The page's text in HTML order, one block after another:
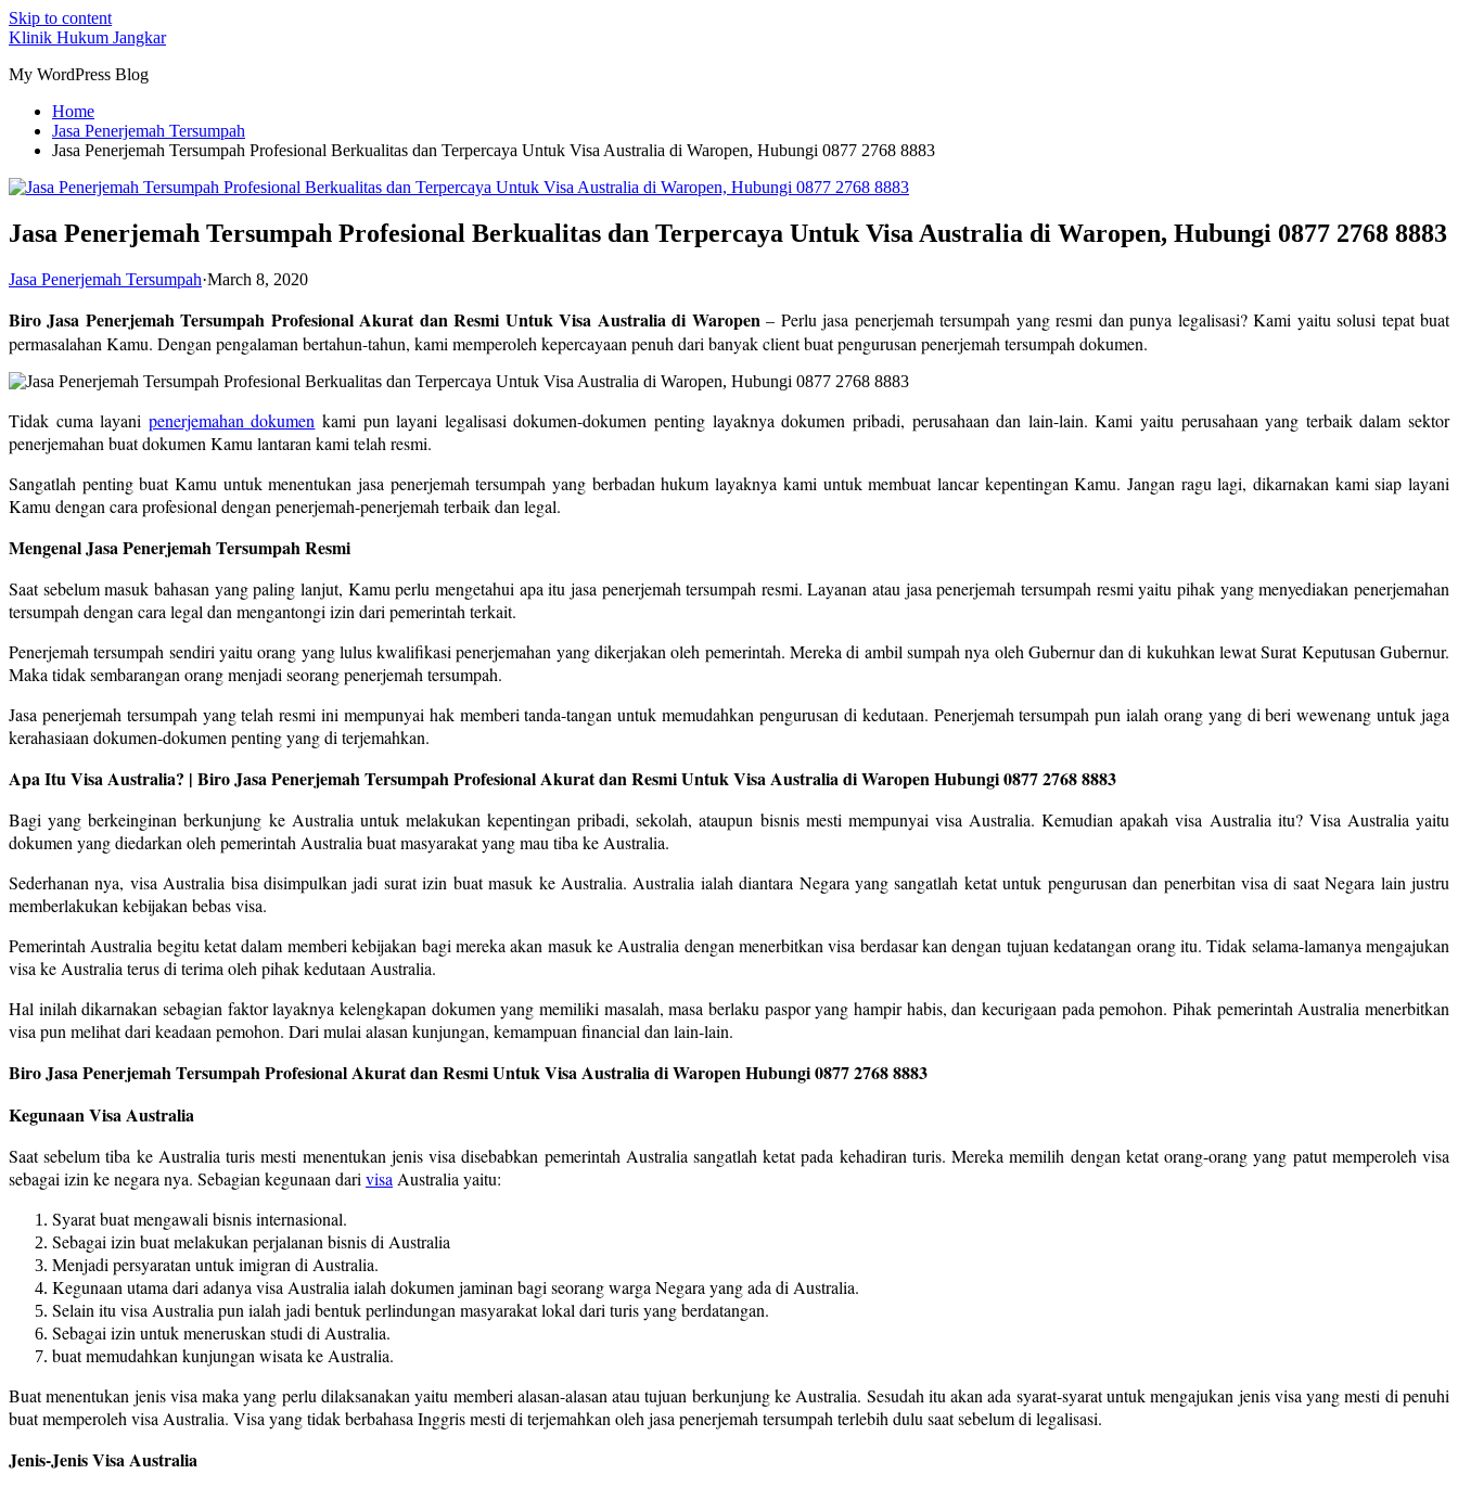
Skip to content
Klinik Hukum Jangkar
My WordPress Blog
Home
Jasa Penerjemah Tersumpah
Jasa Penerjemah Tersumpah Profesional Berkualitas dan Terpercaya Untuk Visa Australia di Waropen, Hubungi 0877 2768 8883
Jasa Penerjemah Tersumpah Profesional Berkualitas dan Terpercaya Untuk Visa Australia di Waropen, Hubungi 0877 2768 8883
Jasa Penerjemah Tersumpah·March 8, 2020
Biro Jasa Penerjemah Tersumpah Profesional Akurat dan Resmi Untuk Visa Australia di Waropen – Perlu jasa penerjemah tersumpah yang resmi dan punya legalisasi? Kami yaitu solusi tepat buat
permasalahan Kamu. Dengan pengalaman bertahun-tahun, kami memperoleh kepercayaan penuh dari banyak client buat pengurusan penerjemah tersumpah dokumen.
Tidak cuma layani penerjemahan dokumen kami pun layani legalisasi dokumen-dokumen penting layaknya dokumen pribadi, perusahaan dan lain-lain. Kami yaitu perusahaan yang terbaik dalam sektor
penerjemahan buat dokumen Kamu lantaran kami telah resmi.
Sangatlah penting buat Kamu untuk menentukan jasa penerjemah tersumpah yang berbadan hukum layaknya kami untuk membuat lancar kepentingan Kamu. Jangan ragu lagi, dikarnakan kami siap layani
Kamu dengan cara profesional dengan penerjemah-penerjemah terbaik dan legal.
Mengenal Jasa Penerjemah Tersumpah Resmi
Saat sebelum masuk bahasan yang paling lanjut, Kamu perlu mengetahui apa itu jasa penerjemah tersumpah resmi. Layanan atau jasa penerjemah tersumpah resmi yaitu pihak yang menyediakan penerjemahan
tersumpah dengan cara legal dan mengantongi izin dari pemerintah terkait.
Penerjemah tersumpah sendiri yaitu orang yang lulus kwalifikasi penerjemahan yang dikerjakan oleh pemerintah. Mereka di ambil sumpah nya oleh Gubernur dan di kukuhkan lewat Surat Keputusan Gubernur.
Maka tidak sembarangan orang menjadi seorang penerjemah tersumpah.
Jasa penerjemah tersumpah yang telah resmi ini mempunyai hak memberi tanda-tangan untuk memudahkan pengurusan di kedutaan. Penerjemah tersumpah pun ialah orang yang di beri wewenang untuk jaga
kerahasiaan dokumen-dokumen penting yang di terjemahkan.
Apa Itu Visa Australia? | Biro Jasa Penerjemah Tersumpah Profesional Akurat dan Resmi Untuk Visa Australia di Waropen Hubungi 0877 2768 8883
Bagi yang berkeinginan berkunjung ke Australia untuk melakukan kepentingan pribadi, sekolah, ataupun bisnis mesti mempunyai visa Australia. Kemudian apakah visa Australia itu? Visa Australia yaitu
dokumen yang diedarkan oleh pemerintah Australia buat masyarakat yang mau tiba ke Australia.
Sederhanan nya, visa Australia bisa disimpulkan jadi surat izin buat masuk ke Australia. Australia ialah diantara Negara yang sangatlah ketat untuk pengurusan dan penerbitan visa di saat Negara lain justru
memberlakukan kebijakan bebas visa.
Pemerintah Australia begitu ketat dalam memberi kebijakan bagi mereka akan masuk ke Australia dengan menerbitkan visa berdasar kan dengan tujuan kedatangan orang itu. Tidak selama-lamanya mengajukan
visa ke Australia terus di terima oleh pihak kedutaan Australia.
Hal inilah dikarnakan sebagian faktor layaknya kelengkapan dokumen yang memiliki masalah, masa berlaku paspor yang hampir habis, dan kecurigaan pada pemohon. Pihak pemerintah Australia menerbitkan
visa pun melihat dari keadaan pemohon. Dari mulai alasan kunjungan, kemampuan financial dan lain-lain.
Biro Jasa Penerjemah Tersumpah Profesional Akurat dan Resmi Untuk Visa Australia di Waropen Hubungi 0877 2768 8883
Kegunaan Visa Australia
Saat sebelum tiba ke Australia turis mesti menentukan jenis visa disebabkan pemerintah Australia sangatlah ketat pada kehadiran turis. Mereka memilih dengan ketat orang-orang yang patut memperoleh visa
sebagai izin ke negara nya. Sebagian kegunaan dari visa Australia yaitu:
Syarat buat mengawali bisnis internasional.
Sebagai izin buat melakukan perjalanan bisnis di Australia
Menjadi persyaratan untuk imigran di Australia.
Kegunaan utama dari adanya visa Australia ialah dokumen jaminan bagi seorang warga Negara yang ada di Australia.
Selain itu visa Australia pun ialah jadi bentuk perlindungan masyarakat lokal dari turis yang berdatangan.
Sebagai izin untuk meneruskan studi di Australia.
buat memudahkan kunjungan wisata ke Australia.
Buat menentukan jenis visa maka yang perlu dilaksanakan yaitu memberi alasan-alasan atau tujuan berkunjung ke Australia. Sesudah itu akan ada syarat-syarat untuk mengajukan jenis visa yang mesti di penuhi
buat memperoleh visa Australia. Visa yang tidak berbahasa Inggris mesti di terjemahkan oleh jasa penerjemah tersumpah terlebih dulu saat sebelum di legalisasi.
Jenis-Jenis Visa Australia